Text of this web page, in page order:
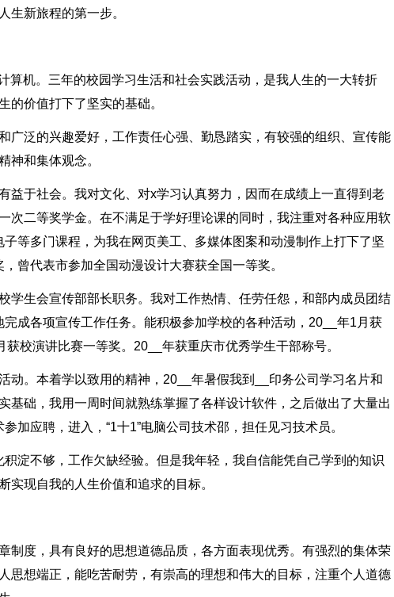
生新旅程的第一步。
算机。三年的校园学习生活和社会实践活动，是我人生的一大转折
的价值打下了坚实的基础。
广泛的兴趣爱好，工作责任心强、勤恳踏实，有较强的组织、宣传能
神和集体观念。
益于社会。我对文化、对x学习认真努力，因而在成绩上一直得到老
次二等奖学金。在不满足于学好理论课的同时，我注重对各种应用软
等多门课程，为我在网页美工、多媒体图案和动漫制作上打下了坚
曾代表市参加全国动漫设计大赛获全国一等奖。
学生会宣传部部长职务。我对工作热情、任劳任怨，和部内成员团结
成各项宣传工作任务。能积极参加学校的各种活动，20__年1月获
校演讲比赛一等奖。20__年获重庆市优秀学生干部称号。
动。本着学以致用的精神，20__年暑假我到__印务公司学习名片和
基础，我用一周时间就熟练掌握了各样设计软件，之后做出了大量出
加应聘，进入，“1十1”电脑公司技术邵，担任见习技术员。
淀不够，工作欠缺经验。但是我年轻，我自信能凭自己学到的知识
实现自我的人生价值和追求的目标。
制度，具有良好的思想道德品质，各方面表现优秀。有强烈的集体荣
思想端正，能吃苦耐劳，有崇高的理想和伟大的目标，注重个人道德